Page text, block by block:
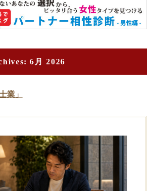
リエイトをご検討の皆様へ。
6月 2026
業」